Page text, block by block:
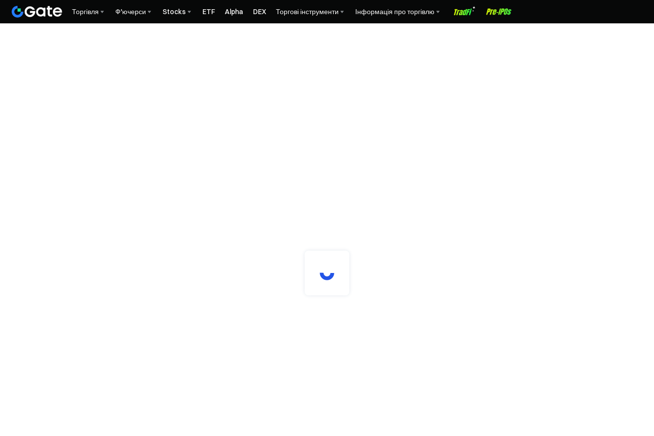
Торгівля Ф'ючерси Stocks ETF Alpha DEX Торгові інструменти Інформація про торгівлю